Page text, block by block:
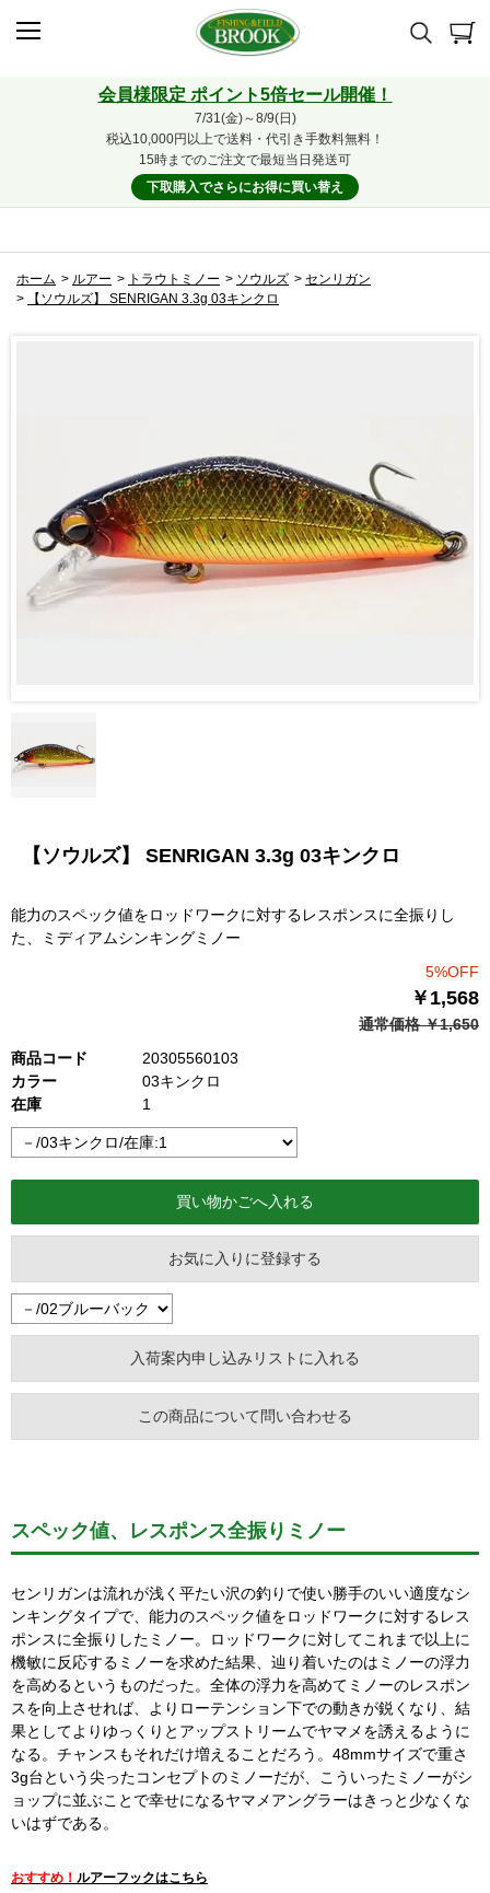
会員様限定 ポイント5倍セール開催！
7/31(金)～8/9(日)
税込10,000円以上で送料・代引き手数料無料！
15時までのご注文で最短当日発送可
下取購入でさらにお得に買い替え
ホーム > ルアー > トラウトミノー > ソウルズ > センリガン
>
【ソウルズ】 SENRIGAN 3.3g 03キンクロ
【ソウルズ】 SENRIGAN 3.3g 03キンクロ
能力のスペック値をロッドワークに対するレスポンスに全振りし
た、ミディアムシンキングミノー
5%OFF
￥1,568
通常価格 ￥1,650
商品コード
20305560103
カラー
03キンクロ
在庫
1
お気に入りに登録する
この商品について問い合わせる
スペック値、レスポンス全振りミノー
センリガンは流れが浅く平たい沢の釣りで使い勝手のいい適度なシ
ンキングタイプで、能力のスペック値をロッドワークに対するレス
ポンスに全振りしたミノー。ロッドワークに対してこれまで以上に
機敏に反応するミノーを求めた結果、辿り着いたのはミノーの浮力
を高めるというものだった。全体の浮力を高めてミノーのレスポン
スを向上させれば、よりローテンション下での動きが鋭くなり、結
果としてよりゆっくりとアップストリームでヤマメを誘えるように
なる。チャンスもそれだけ増えることだろう。48mmサイズで重さ
3g台という尖ったコンセプトのミノーだが、こういったミノーがシ
ョップに並ぶことで幸せになるヤマメアングラーはきっと少なくな
いはずである。
おすすめ！ ルアーフックはこちら